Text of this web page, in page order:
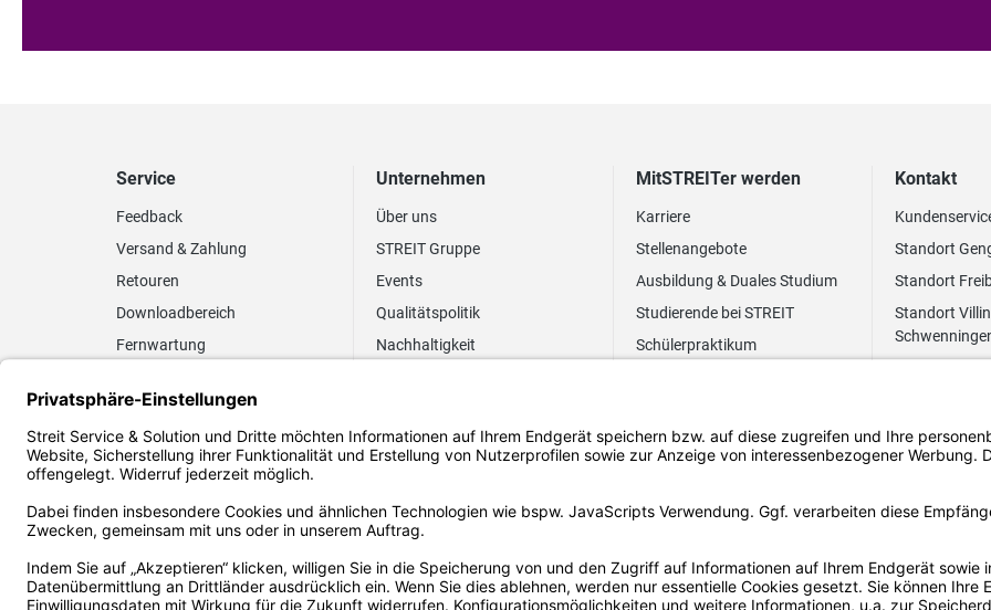
Service
Feedback
Versand & Zahlung
Retouren
Downloadbereich
Fernwartung
Elektronischer
Rechnungsversand
FAQ EUDR
Unternehmen
Über uns
STREIT Gruppe
Events
Qualitätspolitik
Nachhaltigkeit
MitSTREITer werden
Karriere
Stellenangebote
Ausbildung & Duales Studium
Studierende bei STREIT
Schülerpraktikum
Kontakt
Standort
Standort
Standort